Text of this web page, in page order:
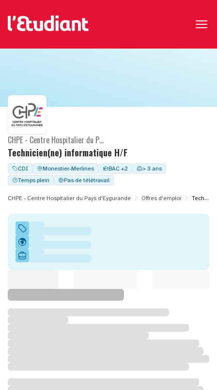
Technicien(ne) informatique H/F
CHPE - Centre Hospitalier du Pays d'Eygurande
CDI Monestier-Merlines BAC +2
> 3 ans
Temps plein
Pas de télétravail
CHPE - Centre Hospitalier du Pays d'Eygurande Offres d'emploi Technicien(ne) informatique H/F